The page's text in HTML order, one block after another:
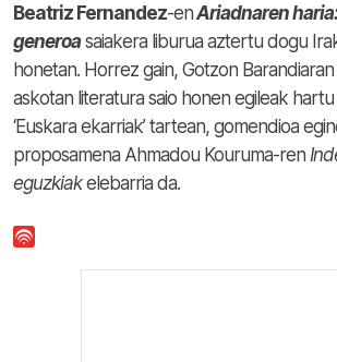
Beatriz Fernandez-enAriadnaren
generoasaiakera liburua aztertu dogu
honetan. Horrez gain, Gotzon
askotan literatura saio honen egileak
‘Euskara ekarriak’ tartean, gomendioa
proposamena Ahmadou Kouruma-ren
eguzkiakelebarria da.